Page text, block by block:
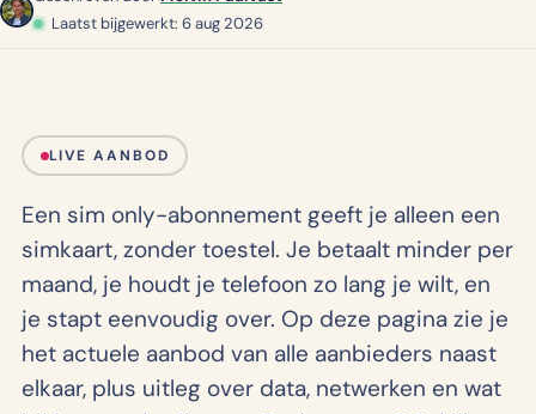
Laatst bijgewerkt: 6 aug 2026
LIVE AANBOD
Een sim only-abonnement geeft je alleen een
simkaart, zonder toestel. Je betaalt minder per
maand, je houdt je telefoon zo lang je wilt, en
je stapt eenvoudig over. Op deze pagina zie je
het actuele aanbod van alle aanbieders naast
elkaar, plus uitleg over data, netwerken en wat